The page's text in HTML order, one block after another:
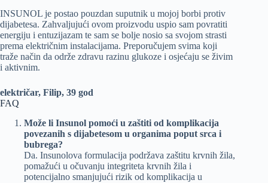
INSUNOL je postao pouzdan suputnik u mojoj borbi protiv
dijabetesa. Zahvaljujući ovom proizvodu uspio sam povratiti
energiju i entuzijazam te sam se bolje nosio sa svojom strasti
prema električnim instalacijama. Preporučujem svima koji
traže način da održe zdravu razinu glukoze i osjećaju se živim
i aktivnim.
električar, Filip, 39 god
FAQ
Može li Insunol pomoći u zaštiti od komplikacija
povezanih s dijabetesom u organima poput srca i
bubrega?
Da. Insunolova formulacija podržava zaštitu krvnih žila,
pomažući u očuvanju integriteta krvnih žila i
potencijalno smanjujući rizik od komplikacija u